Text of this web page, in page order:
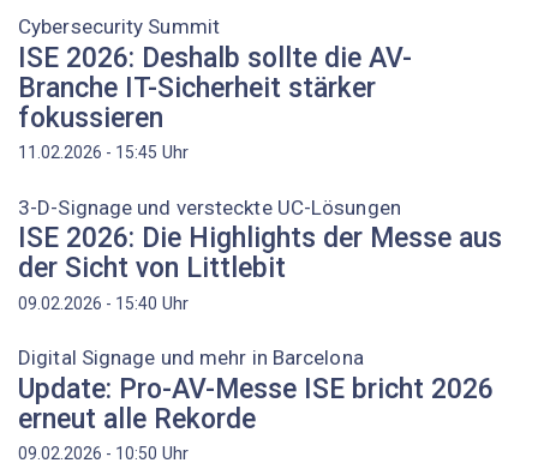
Cybersecurity Summit
ISE 2026: Deshalb sollte die AV-
Branche IT-Sicherheit stärker
fokussieren
11.02.2026 - 15:45 Uhr
3-D-Signage und versteckte UC-Lösungen
ISE 2026: Die Highlights der Messe aus
der Sicht von Littlebit
09.02.2026 - 15:40 Uhr
Digital Signage und mehr in Barcelona
Update: Pro-AV-Messe ISE bricht 2026
erneut alle Rekorde
09.02.2026 - 10:50 Uhr